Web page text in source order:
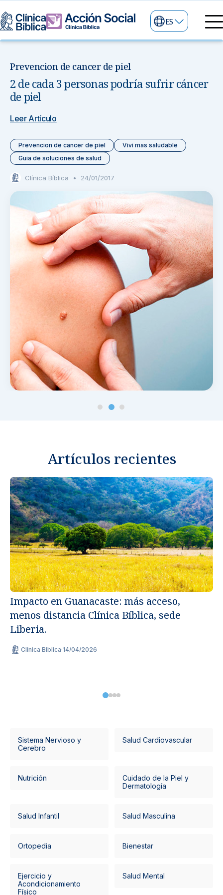
Especialidades médicas
Nuestras especialidades
Centros de Excelencia
Servicios
Servicios Generales
Servicios Especializados
Mi Vida
Información
Información para el Paciente
Sobre nosotros
Investigación, Innovación y Docencia
Sedes
Noticias y blog
ES
Prevencion de cancer de piel
2 de cada 3 personas podría sufrir cáncer
de piel
Leer Artículo
Prevencion de cancer de piel
Vivi mas saludable
Guia de soluciones de salud
Clínica Bíblica • 24/01/2017
Artículos recientes
Impacto en Guanacaste: más acceso,
menos distancia Clínica Bíblica, sede
Liberia.
Clínica Bíblica·14/04/2026
Sistema Nervioso y
Cerebro
Salud Cardiovascular
Nutrición
Cuidado de la Piel y
Dermatología
Salud Infantil Salud Masculina
Ortopedia Bienestar
Ejercicio y
Acondicionamiento
Físico
Salud Mental